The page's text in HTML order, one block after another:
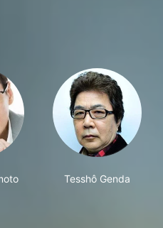
Tesshô Genda